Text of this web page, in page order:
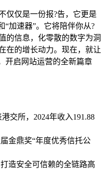
仅仅是一份报?告，它更是
“加速器”。它将陪伴你从?
的信息，化零散的数字为洞
在的增长动力。现在，就让
开启网站运营的全新篇章
交所，2024年收入191.88
金鼎奖“年度优秀信托公
造安全可信赖的全链路高